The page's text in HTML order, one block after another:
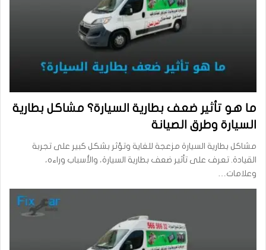
ما هو تأثير ضعف بطارية السيارة؟ مشاكل بطارية
السيارة وطرق الصيانة
مشاكل بطارية السيارة مزعجة للغاية وتؤثر بشكل كبير على تجربة
القيادة. تعرف على تأثير ضعف بطارية السيارة، والأسباب وراءه،
وعلامات…